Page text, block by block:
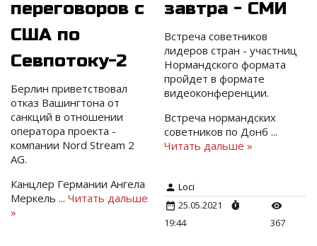
переговоров с
США по
Севпотоку-2
Берлин приветствовал
отказ Вашингтона от
санкций в отношении
оператора проекта -
компании Nord Stream 2
AG.
Канцлер Германии Ангела
Меркель ... Читать дальше
»
завтра - СМИ
Встреча советников
лидеров стран - участниц
Нормандского формата
пройдет в формате
видеоконференции.
Встреча нормандских
советников по Донб...
Читать дальше »
Loci
25.05.2021
19:44
367